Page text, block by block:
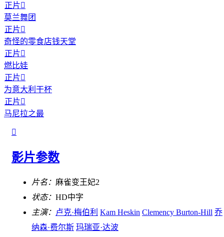
正片
莫兰舞团
正片
奇怪的零食店钱天堂
正片
燃比娃
正片
为意大利干杯
正片
马尼拉之最

影片参数
片名： 麻雀变王妃2
状态： HD中字
主演： 卢克·梅伯利 Kam Heskin Clemency Burton-Hill 乔
纳森·费尔斯 玛瑞亚·达波